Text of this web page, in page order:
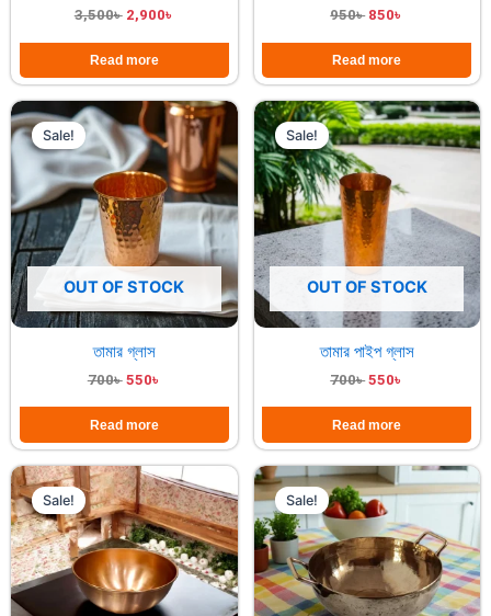
3,500৳ 2,900৳
Read more
950৳ 850৳
Read more
OUT OF STOCK
Sale!
তামার গ্লাস
700৳
Original
price
was:
700৳ .
550৳
Current
price
is:
550৳ .
Read more
OUT OF STOCK
Sale!
তামার পাইপ গ্লাস
700৳
Original
price
was:
700৳ .
550৳
Current
price
is:
Read more
Sale!
Original
price
was:
1,200৳ .
Current
price
is:
960৳ .
Sale!
Original
price
was:
4,200৳ .
Current
price
3,500৳ .